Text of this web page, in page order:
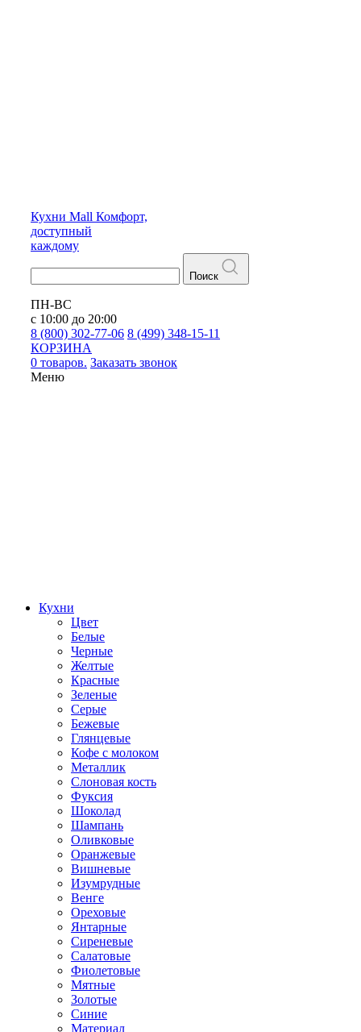
Кухни Mall Комфорт,
доступный
каждому
Поиск
ПН-ВС
с 10:00 до 20:00
8 (800) 302-77-06 8 (499) 348-15-11
КОРЗИНА
0 товаров. Заказать звонок
Меню
Кухни
Цвет
Белые
Черные
Желтые
Красные
Зеленые
Серые
Бежевые
Глянцевые
Кофе с молоком
Металлик
Слоновая кость
Фуксия
Шоколад
Шампань
Оливковые
Оранжевые
Вишневые
Изумрудные
Венге
Ореховые
Янтарные
Сиреневые
Салатовые
Фиолетовые
Мятные
Золотые
Синие
Материал